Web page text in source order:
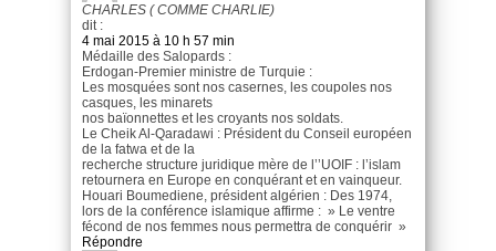
CHARLES ( COMME CHARLIE)
dit :
4 mai 2015 à 10 h 57 min
Médaille des Salopards :
Erdogan-Premier ministre de Turquie :
Les mosquées sont nos casernes, les coupoles nos
casques, les minarets
nos baïonnettes et les croyants nos soldats.
Le Cheik Al-Qaradawi : Président du Conseil européen
de la fatwa et de la
recherche structure juridique mère de l’’UOIF : l’islam
retournera en Europe en conquérant et en vainqueur.
Houari Boumediene, président algérien : Des 1974,
lors de la conférence islamique affirme : » Le ventre
fécond de nos femmes nous permettra de conquérir »
Répondre